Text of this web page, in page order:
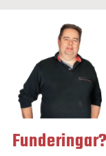
Funderingar?